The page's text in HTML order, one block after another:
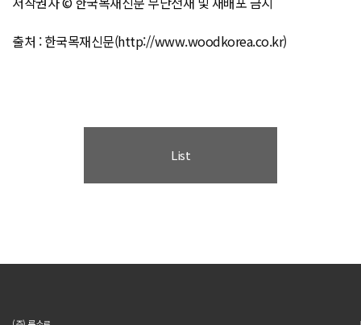
출처 : 한국목재신문(http://www.woodkorea.co.kr)
List